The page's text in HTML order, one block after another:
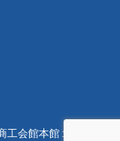
会館本館１